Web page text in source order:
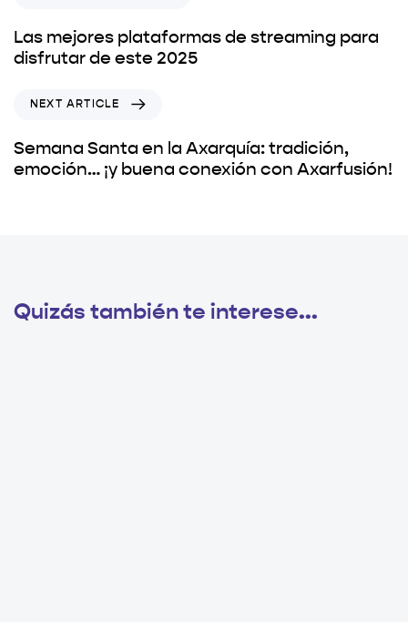
Las mejores plataformas de streaming para
disfrutar de este 2025
NEXT ARTICLE
Semana Santa en la Axarquía: tradición,
emoción… ¡y buena conexión con Axarfusión!
Quizás también te interese...